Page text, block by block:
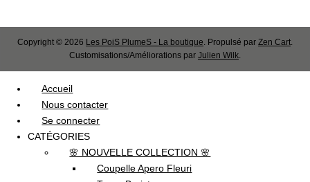
Copyright © 2026 Les PoiS PlumeS - La boutique. Propulsé par Zen Cart.
Customisations/Améliorations par Julien Wilk.
Accueil
Nous contacter
Se connecter
CATÉGORIES
🌸 NOUVELLE COLLECTION 🌸
Coupelle Apero Fleuri